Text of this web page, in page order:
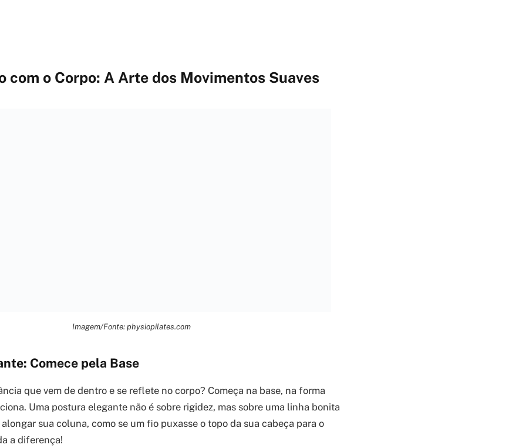
com o Corpo: A Arte dos Movimentos Suaves
Imagem/Fonte: physiopilates.com
Comece pela Base
que vem de dentro e se reflete no corpo? Começa na base, na forma
Uma postura elegante não é sobre rigidez, mas sobre uma linha bonita
sua coluna, como se um fio puxasse o topo da sua cabeça para o
a diferença!